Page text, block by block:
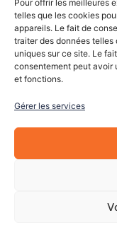
Pour offrir les meilleures
telles que les cookies
appareils. Le fait de
traiter des données telles
uniques sur ce site. Le
consentement peut avoir
et fonctions.
Gérer les services
Mes commandes
Mes adresses
Mon panier
Informations
À Propos de nous
Blog
Mentions légales